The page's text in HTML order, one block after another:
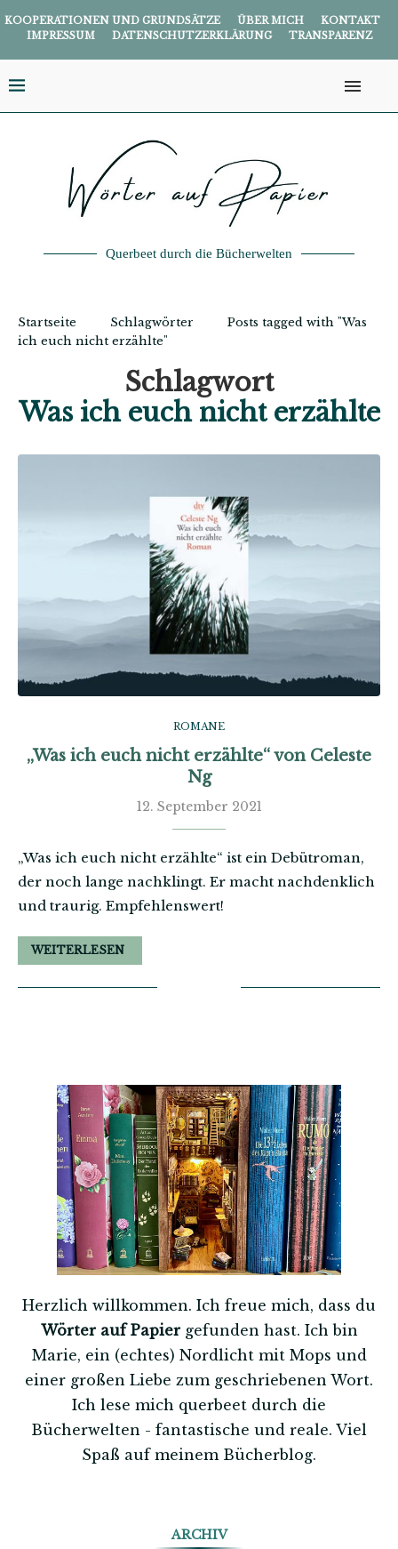
KOOPERATIONEN UND GRUNDSÄTZE ÜBER MICH
KONTAKT
IMPRESSUM
DATENSCHUTZERKLÄRUNG TRANSPARENZ
Querbeet durch die Bücherwelten
Startseite Schlagwörter
Posts tagged with "Was
ich euch nicht erzählte"
Schlagwort
Was ich euch nicht erzählte
ROMANE
„Was ich euch nicht erzählte“ von Celeste
Ng
12. September 2021
„Was ich euch nicht erzählte“ ist ein Debütroman,
der noch lange nachklingt. Er macht nachdenklich
und traurig. Empfehlenswert!
WEITERLESEN
Herzlich willkommen. Ich freue mich, dass du
Wörter auf Papiergefunden hast. Ich bin
Marie, ein (echtes) Nordlicht mit Mops und
einer großen Liebe zum geschriebenen Wort.
Ich lese mich querbeet durch die
Bücherwelten - fantastische und reale. Viel
Spaß auf meinem Bücherblog.
ARCHIV